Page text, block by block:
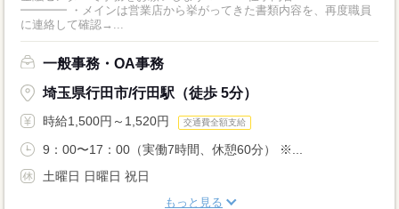
━━━━ ・メインは営業店から挙がってきた書類内容を、再度職員
に連絡して確認→...
一般事務・OA事務
埼玉県行田市/行田駅（徒歩 5分）
時給1,500円～1,520円 交通費全額支給
9：00〜17：00（実働7時間、休憩60分） ※...
土曜日 日曜日 祝日
もっと見る